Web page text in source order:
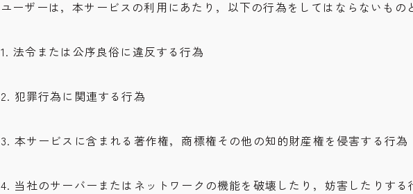
ユーザーは，本サービスの利用にあたり，以下の行為をしてはならないもの
1. 法令または公序良俗に違反する行為
2. 犯罪行為に関連する行為
3. 本サービスに含まれる著作権，商標権その他の知的財産権を侵害する行為
4. 当社のサーバーまたはネットワークの機能を破壊したり，妨害したりする